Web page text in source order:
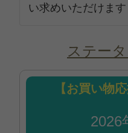
い求めいただけます
ステー
【お買い物
2026